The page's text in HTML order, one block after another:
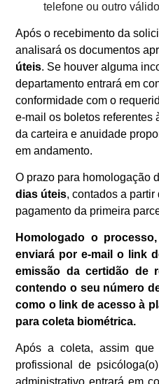
telefone ou outro
Após o recebimento da
analisará os documentos
úteis. Se houver alguma
departamento entrará em
conformidade com o
e-mail os boletos referentes
da carteira e anuidade
em andamento.
O prazo para homologação
dias úteis, contados a
pagamento da primeira
Homologado o
enviará por e-mail o link
emissão da certidão de
contendo o seu número
como o link de acesso à
para coleta biométrica.
Após a coleta, assim que
profissional de
administrativo entrará em